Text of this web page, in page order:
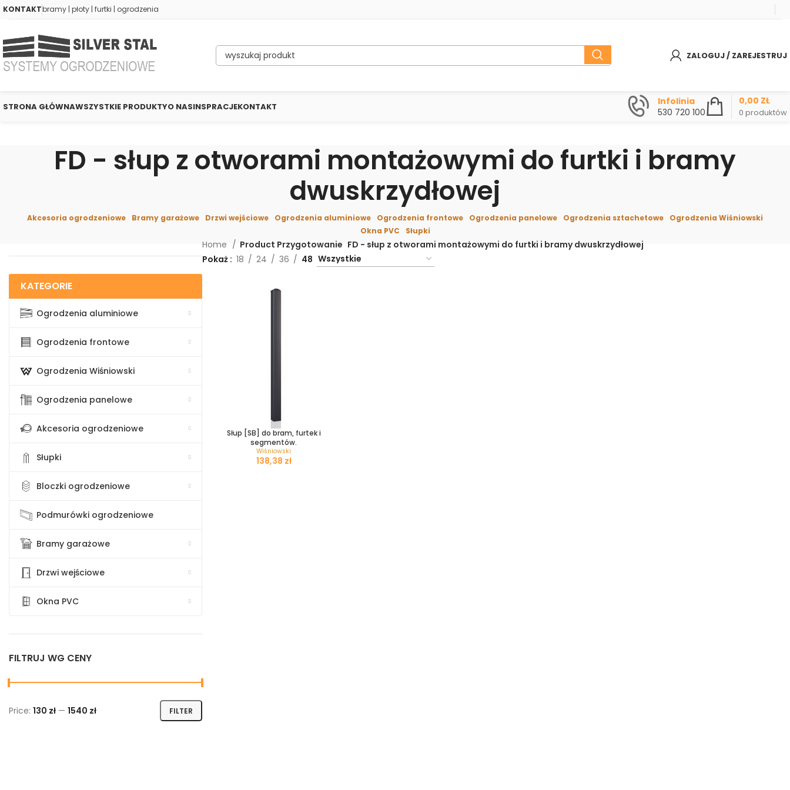
KONTAKTbramy | płoty | furtki | ogrodzenia
ZALOGUJ / ZAREJESTRUJ
STRONA GŁÓWNAWSZYSTKIE PRODUKTYO NASINSPRACJEKONTAKT
Infolinia
530 720 100
0 produktów
0,00 ZŁ
FD - słup z otworami montażowymi do furtki i bramy
dwuskrzydłowej
Akcesoria ogrodzeniowe Bramy garażowe Drzwi wejściowe Ogrodzenia aluminiowe Ogrodzenia frontowe Ogrodzenia panelowe Ogrodzenia sztachetowe
Ogrodzenia Wiśniowski
Okna PVC
Słupki
KATEGORIE
Ogrodzenia aluminiowe
Ogrodzenia frontowe
Ogrodzenia Wiśniowski
Ogrodzenia panelowe
Akcesoria ogrodzeniowe
Słupki
Bloczki ogrodzeniowe
Podmurówki ogrodzeniowe
Bramy garażowe
Drzwi wejściowe
Okna PVC
FILTRUJ WG CENY
Min price
Max price FILTER
Price: 130 zł — 1540 zł
Home Product Przygotowanie FD - słup z otworami montażowymi do furtki i bramy dwuskrzydłowej
Pokaż
18 24 36 48
Słup [SB] do bram, furtek i
segmentów.
Wiśniowski
zł